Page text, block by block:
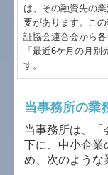
関連リンク
リンク集
保険代理店等に
は、その融資先の
要があります。こ
証協会連合会から
「最近6ケ月の月
す。
当事務所の業
当事務所は、「
下に、中小企業
め、次のような